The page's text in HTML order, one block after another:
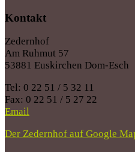
Kontakt
Zedernhof
Am Ruhmut 57
53881 Euskirchen Dom-Esch
Tel: 0 22 51 / 5 32 11
Fax: 0 22 51 / 5 27 22
Email
Der Zedernhof auf Google